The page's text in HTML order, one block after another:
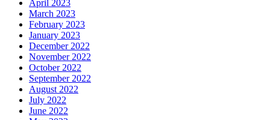
April 2023
March 2023
February 2023
January 2023
December 2022
November 2022
October 2022
September 2022
August 2022
July 2022
June 2022